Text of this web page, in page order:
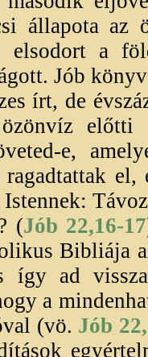
állapota az
elsodort a
Jób
írt, de
előtti
e,
Istennek:
(Jób 22,16-17
Bibliája
így ad
a
(vö. Jób